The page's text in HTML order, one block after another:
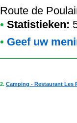
Route de
• Statistieken:
• Geef uw
2. Camping - Restaurant Les